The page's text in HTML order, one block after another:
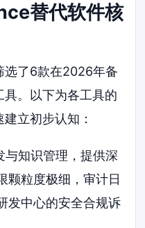
替代软件核
选了6款在2026年备
。以下为各工具的
立初步认知：
与知识管理，提供深
颗粒度极细，审计日
发中心的安全合规诉